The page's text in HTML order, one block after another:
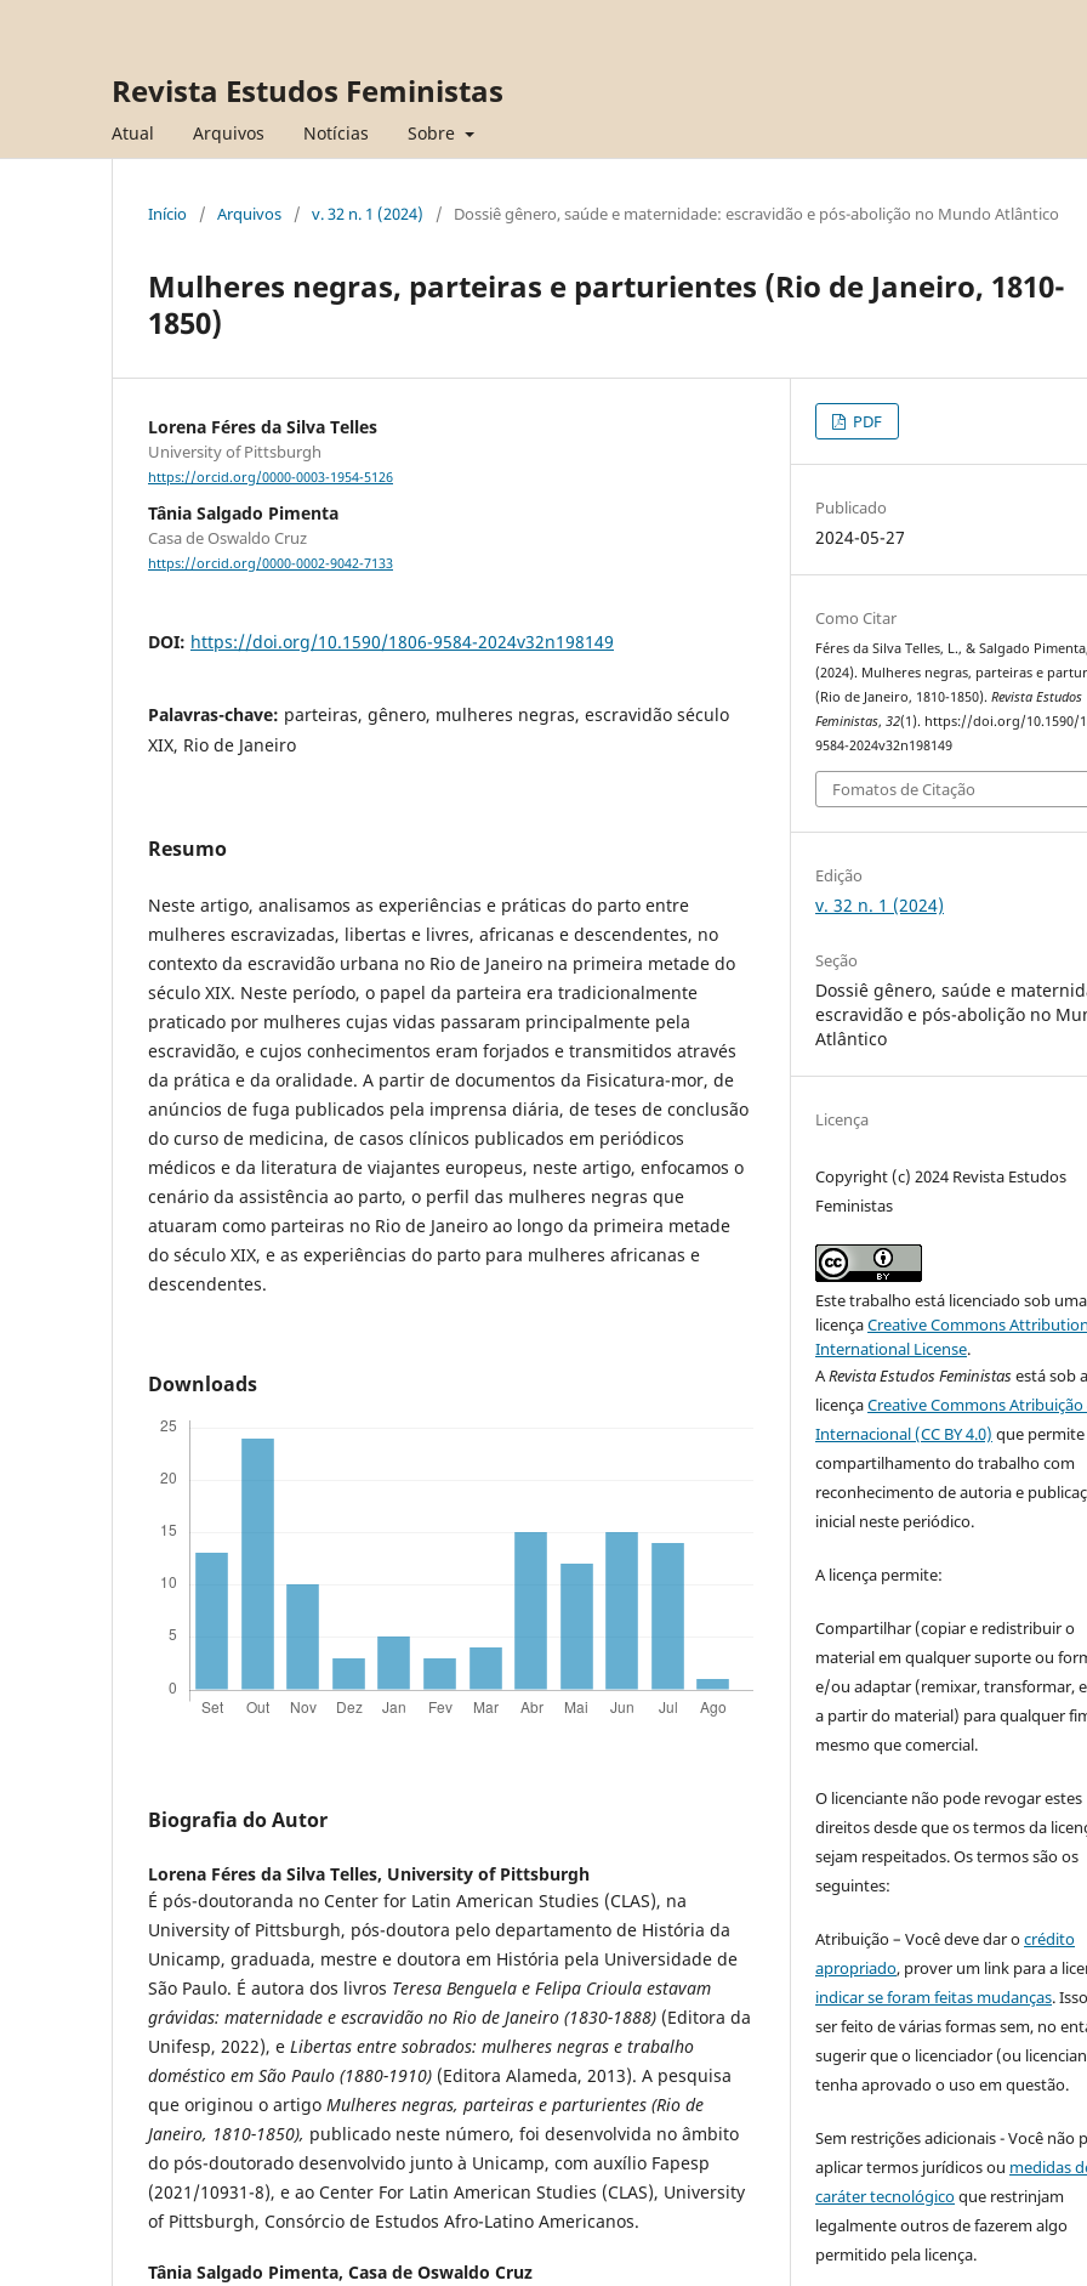
Revista Estudos Feministas
Atual Arquivos Notícias Sobre
Início / Arquivos / v. 32 n. 1 (2024) / Dossiê gênero, saúde e maternidade: escravidão e pós-abolição no Mundo Atlântico
Mulheres negras, parteiras e parturientes (Rio de Janeiro, 1810-
1850)
Lorena Féres da Silva Telles
University of Pittsburgh
https://orcid.org/0000-0003-1954-5126
Tânia Salgado Pimenta
Casa de Oswaldo Cruz
https://orcid.org/0000-0002-9042-7133
DOI: https://doi.org/10.1590/1806-9584-2024v32n198149
Palavras-chave: parteiras, gênero, mulheres negras, escravidão século
XIX, Rio de Janeiro
Resumo
Neste artigo, analisamos as experiências e práticas do parto entre
mulheres escravizadas, libertas e livres, africanas e descendentes, no
contexto da escravidão urbana no Rio de Janeiro na primeira metade do
século XIX. Neste período, o papel da parteira era tradicionalmente
praticado por mulheres cujas vidas passaram principalmente pela
escravidão, e cujos conhecimentos eram forjados e transmitidos através
da prática e da oralidade. A partir de documentos da Fisicatura-mor, de
anúncios de fuga publicados pela imprensa diária, de teses de conclusão
do curso de medicina, de casos clínicos publicados em periódicos
médicos e da literatura de viajantes europeus, neste artigo, enfocamos o
cenário da assistência ao parto, o perfil das mulheres negras que
atuaram como parteiras no Rio de Janeiro ao longo da primeira metade
do século XIX, e as experiências do parto para mulheres africanas e
descendentes.
Downloads
Biografia do Autor
Lorena Féres da Silva Telles, University of Pittsburgh
É pós-doutoranda no Center for Latin American Studies (CLAS), na
University of Pittsburgh, pós-doutora pelo departamento de História da
Unicamp, graduada, mestre e doutora em História pela Universidade de
São Paulo. É autora dos livros Teresa Benguela e Felipa Crioula estavam
grávidas: maternidade e escravidão no Rio de Janeiro (1830-1888) (Editora da
Unifesp, 2022), e Libertas entre sobrados: mulheres negras e trabalho
doméstico em São Paulo (1880-1910) (Editora Alameda, 2013). A pesquisa
que originou o artigo Mulheres negras, parteiras e parturientes (Rio de
Janeiro, 1810-1850), publicado neste número, foi desenvolvida no âmbito
do pós-doutorado desenvolvido junto à Unicamp, com auxílio Fapesp
(2021/10931-8), e ao Center For Latin American Studies (CLAS), University
of Pittsburgh, Consórcio de Estudos Afro-Latino Americanos.
Tânia Salgado Pimenta, Casa de Oswaldo Cruz
PDF
Publicado
2024-05-27
Como Citar
Féres da Silva Telles, L., & Salgado
(2024). Mulheres negras, parteiras e
(Rio de Janeiro, 1810-1850).Revista Estudos
Feministas,32(1). https://doi.org/10.1590/
9584-2024v32n198149
Fomatos de Citação
Edição
v. 32 n. 1 (2024)
Seção
Dossiê gênero, saúde e
escravidão e pós-abolição no
Atlântico
Licença
Copyright (c) 2024 Revista Estudos
Feministas
Este trabalho está licenciado sob uma
licençaCreative Commons
International License.
ARevista Estudos Feministasestá sob a
licençaCreative Commons Atribuição
Internacional (CC BY 4.0) que
compartilhamento do trabalho com
reconhecimento de autoria e
inicial neste periódico.
A licença permite:
Compartilhar (copiar e redistribuir o
material em qualquer suporte ou
e/ou adaptar (remixar, transformar,
a partir do material) para qualquer
mesmo que comercial.
O licenciante não pode revogar estes
direitos desde que os termos da
sejam respeitados. Os termos são os
seguintes:
Atribuição – Você deve dar ocrédito
apropriado, prover um link para a
indicar se foram feitas mudanças.
ser feito de várias formas sem, no
sugerir que o licenciador (ou
tenha aprovado o uso em questão.
Sem restrições adicionais - Você não
aplicar termos jurídicos ou medidas
caráter tecnológicoque restrinjam
legalmente outros de fazerem algo
permitido pela licença.